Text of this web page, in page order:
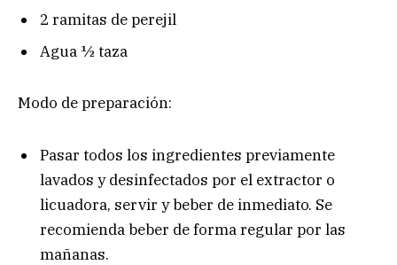
2 ramitas de perejil
Agua ½ taza
Modo de preparación:
Pasar todos los ingredientes previamente
lavados y desinfectados por el extractor o
licuadora, servir y beber de inmediato. Se
recomienda beber de forma regular por las
mañanas.